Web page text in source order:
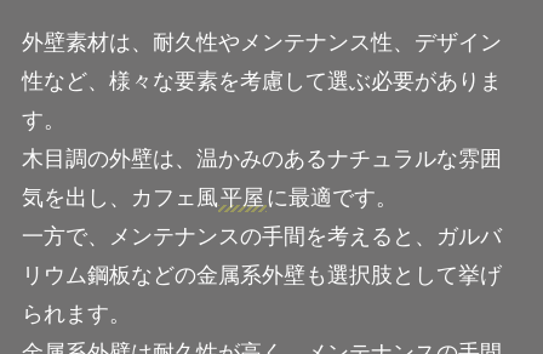
外壁素材は、耐久性やメンテナンス性、デザイン
性など、様々な要素を考慮して選ぶ必要がありま
す。
木目調の外壁は、温かみのあるナチュラルな雰囲
気を出し、カフェ風平屋 に最適です。
一方で、メンテナンスの手間を考えると、ガルバ
リウム鋼板などの金属系外壁も選択肢として挙げ
られます。